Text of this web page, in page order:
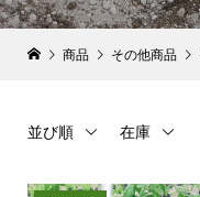
商品 その他商品
並び順 在庫